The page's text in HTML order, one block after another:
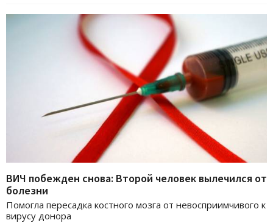
ВИЧ побежден снова: Второй человек вылечился от
болезни
Помогла пересадка костного мозга от невосприимчивого к
вирусу донора